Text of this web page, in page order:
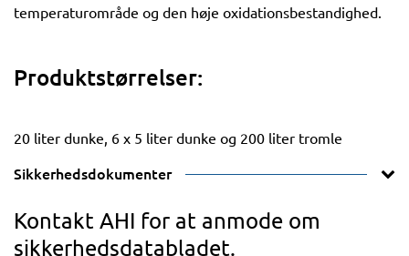
temperaturområde og den høje oxidationsbestandighed.
Produktstørrelser:
20 liter dunke, 6 x 5 liter dunke og 200 liter tromle
Sikkerhedsdokumenter
Kontakt AHI for at anmode om
sikkerhedsdatabladet.